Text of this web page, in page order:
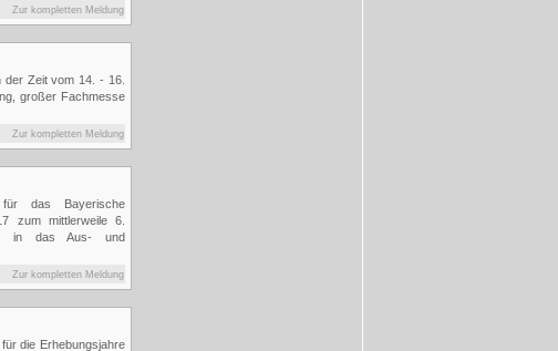
Zur kompletten Meldung
2018
der Zeit vom 14. - 16.
großer Fachmesse
für das Bayerische
zum mittlerweile 6.
in das Aus- und